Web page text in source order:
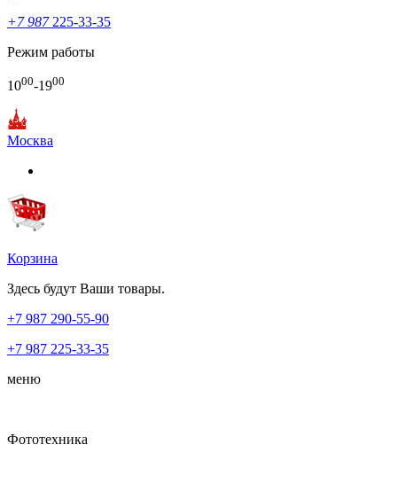
+7 987225-33-35
Режим работы
1000-1900
Москва
Корзина
Здесь будут Ваши товары.
+7 987 290-55-90
+7 987 225-33-35
меню
Фототехника